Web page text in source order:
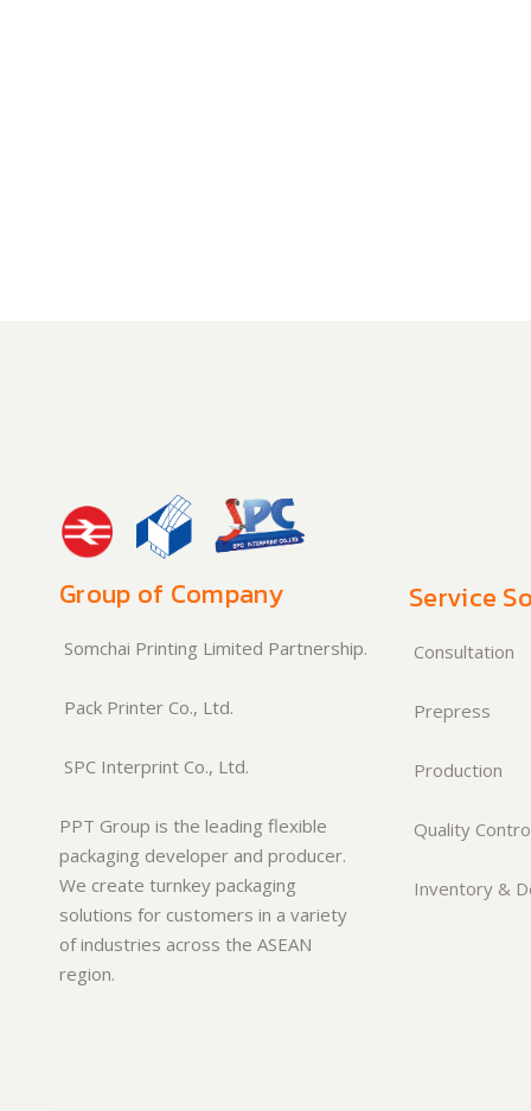
Group of Company
Somchai Printing Limited Partnership.
Pack Printer Co., Ltd.
SPC Interprint Co., Ltd.
PPT Group is the leading flexible
packaging developer and producer.
We create turnkey packaging
solutions for customers in a variety
of industries across the ASEAN
region.
Service
Consultation
Prepress
Production
Quality
Inventory &